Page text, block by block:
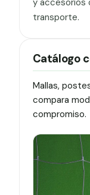
y accesorios
transporte.
Catálogo
Mallas,
compara
compromiso.